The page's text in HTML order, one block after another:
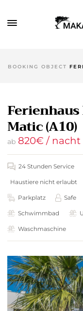
BOOKING OBJECT
Matic (A10)
ab 820€ / nacht
24 Stunden Service
Haustiere nicht erlaubt
Parkplatz Safe
Schwimmbad
Waschmaschine